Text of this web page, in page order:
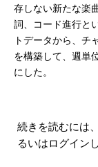
存しない新たな楽
詞、コード進行と
トデータから、チ
を構築して、週単
にした。
続きを読むには
るいはログイン